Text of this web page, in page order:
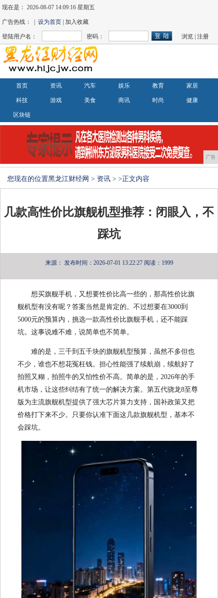
现在是：2026-08-07 14:09:17 星期五
广告热线： |设为首页 | 加入收藏
登陆用户名： 密码： 浏览 |注册
首页 资讯 汽车 娱乐 教育 家居
科技 游戏 美食 商讯 时尚 健康
区块链
广告
您现在的位置黑龙江财经网 > 资讯 > >正文内容
几款高性价比旗舰机型推荐：闭眼入，不
踩坑
来源： 发布时间：2026-07-01 13:22:27 阅读：1999
想买旗舰手机，又想要性价比高一些的，那高性价比旗
舰机型有没有呢？答案当然是肯定的。不过想要在3000到
5000元的预算内，挑选一款高性价比旗舰手机，还不能踩
坑。这事说难不难，说简单也不简单。
难的是，三千到五千块的旗舰机型预算，虽然不多但也
不少，谁也不想花冤枉钱。担心性能强了续航崩，续航好了
拍照又糊，拍照牛的又怕性价不高。简单的是，2026年的手
机市场，让这些纠结有了统一的解决方案。第五代骁龙8至尊
版为主流旗舰机型提供了强大芯片算力支持，国补政策又把
价格打下来不少。只要你认准下面这几款旗舰机型，基本不
会踩坑。